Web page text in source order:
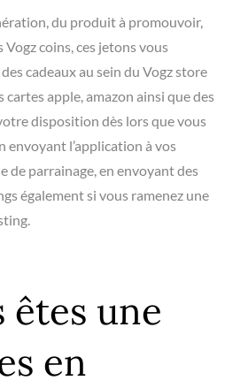
du produit à promouvoir,
coins, ces jetons vous
cadeaux au sein du Vogz store
cartes apple, amazon ainsi que des
disposition dès lors que vous
envoyant l’application à vos
de parrainage, en envoyant des
également si vous ramenez une
êtes une
en